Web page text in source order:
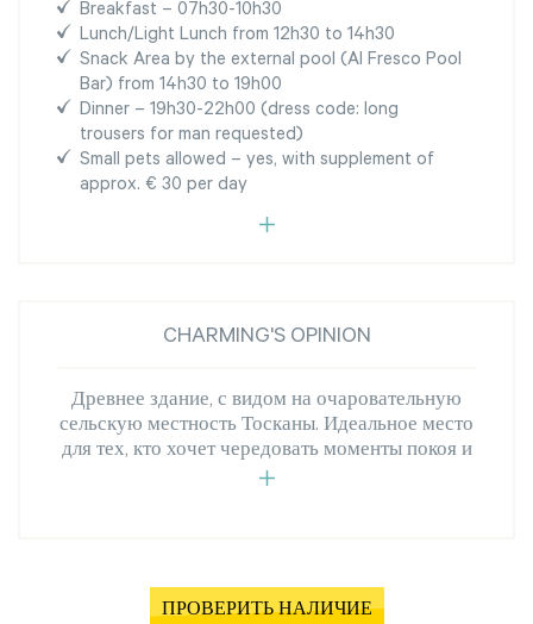
Breakfast – 07h30-10h30
Lunch/Light Lunch from 12h30 to 14h30
Snack Area by the external pool (Al Fresco Pool
Bar) from 14h30 to 19h00
Dinner – 19h30-22h00 (dress code: long
trousers for man requested)
Small pets allowed – yes, with supplement of
approx. € 30 per day
CHARMING'S OPINION
Древнее здание, с видом на очаровательную
сельскую местность Тосканы. Идеальное место
для тех, кто хочет чередовать моменты покоя и
ПРОВЕРИТЬ НАЛИЧИЕ